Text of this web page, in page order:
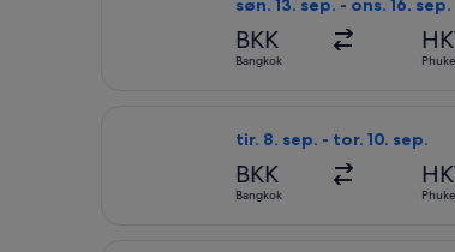
søn. 13. sep. - ons. 16. sep.
BKK
Bangkok
tir. 8. sep. - tor. 10. sep.
BKK
Bangkok